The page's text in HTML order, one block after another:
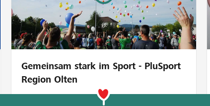
Gemeinsam stark im Sport - PluSport
Region Olten